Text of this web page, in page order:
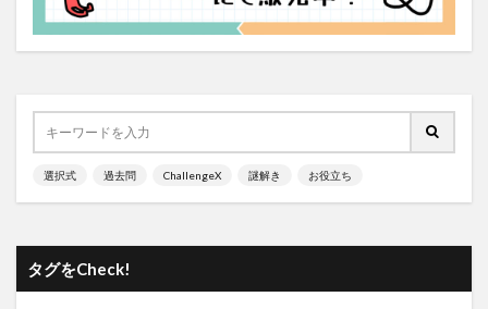
選択式 過去問 ChallengeX 謎解き お役立ち
タグをCheck!